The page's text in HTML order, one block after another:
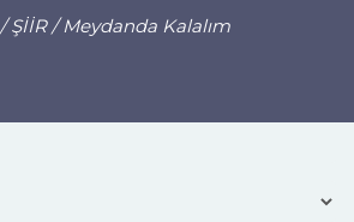
ŞİİR/ Meydanda Kalalım